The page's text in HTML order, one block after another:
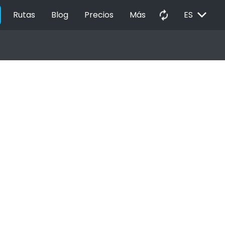
Rutas Blog Precios Más autorenew ES EXPAND_MORE